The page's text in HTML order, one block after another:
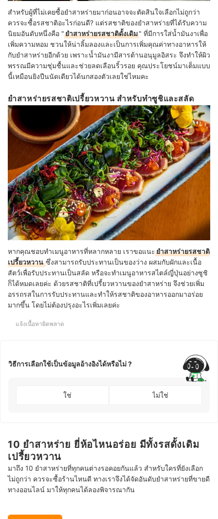
สำหรับผู้ที่ไม่เคยซื้อยำสาหร่ายมาก่อนอาจจะตัดสินใจเลือกไม่ถูกว่า
ควรจะซื้อรสชาติอะไรก่อนดี? แต่รสชาติของยำสาหร่ายที่ได้รับความ
นิยมอันดับหนึ่งคือ "ยำสาหร่ายรสชาติดั้งเดิม" ที่มีการใส่น้ำมันงาเพื่อ
เพิ่มความหอม ชวนให้น่าลิ้มลองและเป็นการเพิ่มคุณค่าทางอาหารให้
กับยำสาหร่ายอีกด้วย เพราะน้ำมันงามีสารต้านอนุมูลอิสระ จึงทำให้ผิว
พรรณมีความชุ่มชื้นและช่วยลดเลือนริ้วรอย คุณประโยชน์มาเต็มแบบ
นี้เหมือนยิงปืนนัดเดียวได้นกสองตัวเลยใช่ไหมคะ
ยำสาหร่ายรสชาติเปรี้ยวหวาน สำหรับทำซูชิและสลัด
หากคุณชอบทำเมนูอาหารที่หลากหลาย เราขอแนะยำสาหร่ายรสชาติ
เปรี้ยวหวานซึ่งสามารถรับประทานเป็นของว่าง ผสมกับผักและเนื้อ
สัตว์เพื่อรับประทานเป็นสลัด หรือจะทำเมนูอาหารสไตล์ญี่ปุ่นอย่างซูชิ
ก็ได้หมดเลยค่ะ ด้วยรสชาติที่เปรี้ยวหวานของยำสาหร่าย จึงช่วยเพิ่ม
อรรถรสในการรับประทานและทำให้รสชาติของอาหารออกมาอร่อย
มากขึ้น โดยไม่ต้องปรุงอะไรเพิ่มเลยค่ะ
แจ้งเนื้อหาผิดพลาด
วิธีการเลือกใช้เป็นข้อมูลอ้างอิงได้หรือไม่ ?
ใช่ ไม่ใช่
10 ยำสาหร่าย ยี่ห้อไหนอร่อย มีทั้งรสดั้งเดิม
เปรี้ยวหวาน
มาถึง 10 ยำสาหร่ายที่ทุกคนต่างรอคอยกันแล้ว สำหรับใครที่ยังเลือก
ไม่ถูกว่า ควรจะซื้อร้านไหนดี ทางเราจึงได้จัดอันดับยำสาหร่ายที่ขายดี
ทางออนไลน์ มาให้ทุกคนได้ลองพิจารณากัน